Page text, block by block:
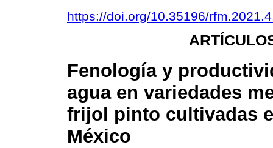
https://doi.org/10.35196/
Fenología y
agua en variedades
frijol pinto cultivadas
México